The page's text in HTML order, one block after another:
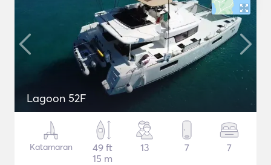
Lagoon 52F
Katamaran
49 ft
15 m
13 7 7